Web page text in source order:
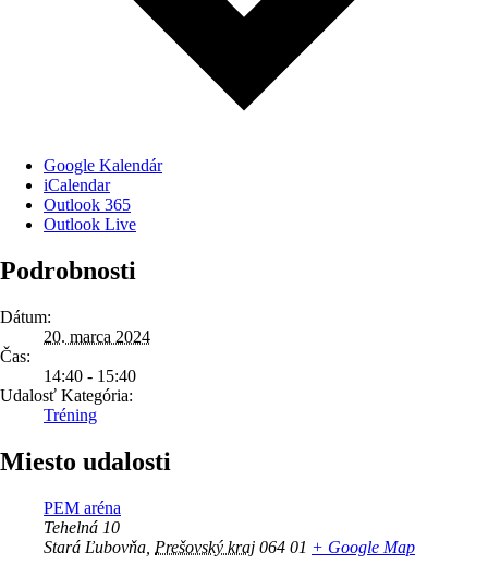
Google Kalendár
iCalendar
Outlook 365
Outlook Live
Podrobnosti
Dátum:
20. marca 2024
Čas:
14:40 - 15:40
Udalosť Kategória:
Tréning
Miesto udalosti
PEM aréna
Tehelná 10
Stará Ľubovňa Prešovský kraj 064 01 + Google Map